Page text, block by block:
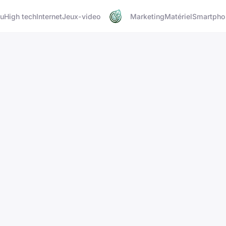
High techInternetJeux-video MarketingMatériel